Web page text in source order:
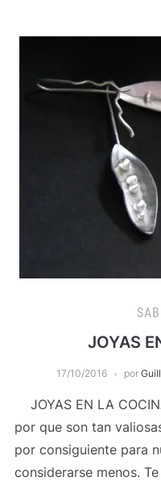
JOYAS
17/10/2016 por
JOYAS EN LA
por que son tan
por consiguiente para
considerarse menos.